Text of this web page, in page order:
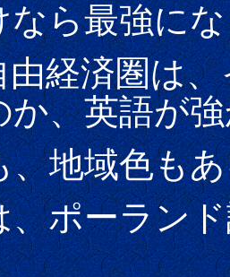
ら最強にな
経済圏は、
か、英語が
地域色もあ
ポーランド